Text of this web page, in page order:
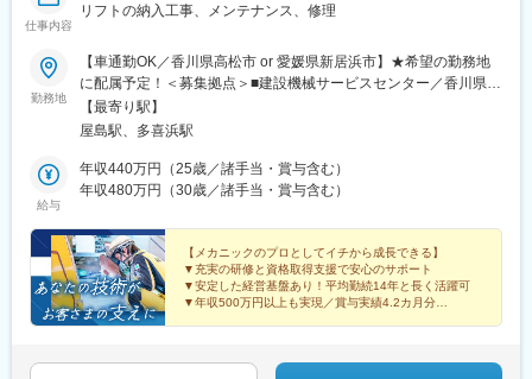
仕事内容
リフトの納入工事、メンテナンス、修理
勤務地
【車通勤OK／香川県高松市 or 愛媛県新居浜市】★希望の勤務地
に配属予定！＜募集拠点＞■建設機械サービスセンター／香川県高
松市新田町甲15-1└JR「屋島駅」より車3分■新居浜営業所／愛媛
県新居浜市垣生3丁目乙306-1└JR「多喜浜駅」より車5分※基本的
もございます※受動喫煙対策あり
【最寄り駅】
屋島駅、多喜浜駅
給与
年収440万円（25歳／諸手当・賞与含む）
年収480万円（30歳／諸手当・賞与含む）
【メカニックのプロとしてイチから成長できる】
▼充実の研修と資格取得支援で安心のサポート
▼安定した経営基盤あり！平均勤続14年と長く活躍可
▼年収500万円以上も実現／賞与実績4.2カ月分